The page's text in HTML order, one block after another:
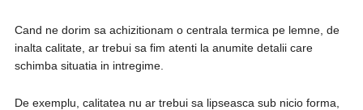
Cand ne dorim sa achizitionam o centrala termica pe lemne, de
inalta calitate, ar trebui sa fim atenti la anumite detalii care
schimba situatia in intregime.
De exemplu, calitatea nu ar trebui sa lipseasca sub nicio forma,